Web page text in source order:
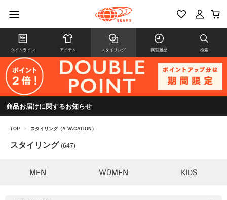
タイムライン アイテム スタイリング 閲覧履歴 検索
商品お届けに関するお知らせ
TOP > スタイリング（A VACATION）
スタイリング (647)
MEN WOMEN KIDS